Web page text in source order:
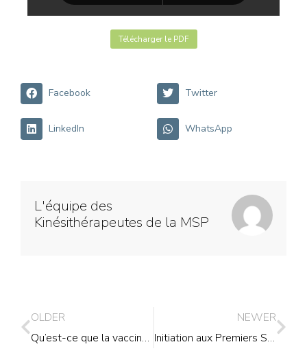
Télécharger le PDF
Facebook Twitter
LinkedIn WhatsApp
L'équipe des
Kinésithérapeutes de la MSP
OLDER
Qu’est-ce que la vaccination ?
NEWER
Initiation aux Premiers Secours